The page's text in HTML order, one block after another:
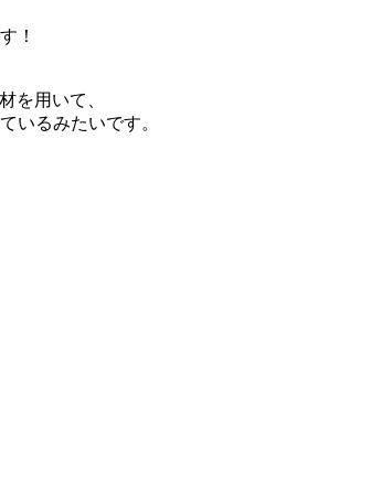
！
を用いて、
いるみたいです。